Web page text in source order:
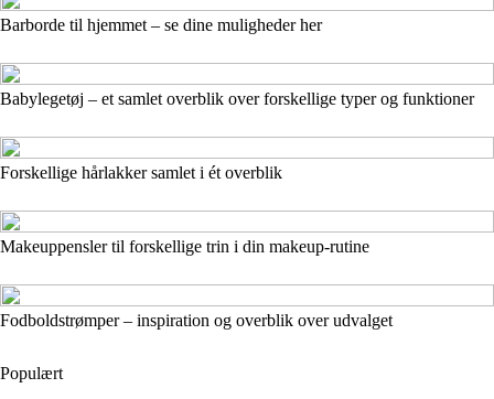
Barborde til hjemmet – se dine muligheder her
Babylegetøj – et samlet overblik over forskellige typer og funktioner
Forskellige hårlakker samlet i ét overblik
Makeuppensler til forskellige trin i din makeup-rutine
Fodboldstrømper – inspiration og overblik over udvalget
Populært